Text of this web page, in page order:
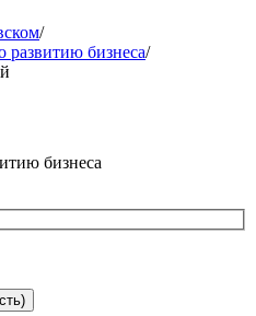
/
бизнеса/
бизнеса